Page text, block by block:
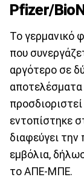
Pfizer/
Το γερμανικό
που
αργότερο σε
εντοπίστηκε
διαφεύγει
εμβόλια,
το ΑΠΕ-ΜΠΕ.